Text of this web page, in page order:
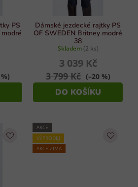
PS
Dámské jezdecké rajtky PS
OF SWEDEN Britney modré
38
Skladem (2 ks)
3 039 Kč
3 799 Kč (–20 %)
DO KOŠÍKU
AKCE
VÝPRODEJ
AKCE ZIMA